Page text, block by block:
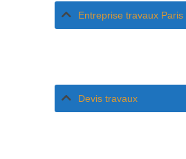
Entreprise travaux Paris
Devis travaux